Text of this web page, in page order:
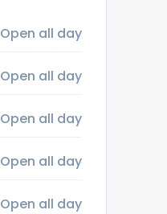
Open all day
Open all day
Open all day
Open all day
Open all day